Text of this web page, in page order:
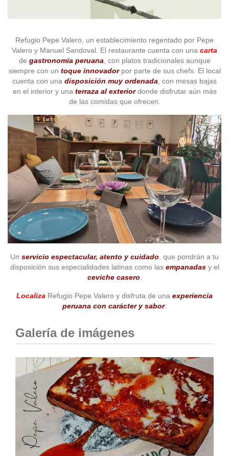
Refugio Pepe Valero, un establecimiento regentado por Pepe
Valero y Manuel Sandoval. El restaurante cuenta con una carta
de gastronomía peruana , con platos tradicionales aunque
siempre con un toque innovadorpor parte de sus chefs. El local
cuenta con una disposición muy ordenada , con mesas bajas
en el interior y una terraza al exteriordonde disfrutar aún más
de las comidas que ofrecen.
Un servicio espectacular, atento y cuidado , que pondrán a tu
disposición sus especialidades latinas como las empanadas y el
ceviche casero
Localiza Refugio Pepe Valero y disfruta de una experiencia
peruana con carácter y sabor.
Galería de imágenes